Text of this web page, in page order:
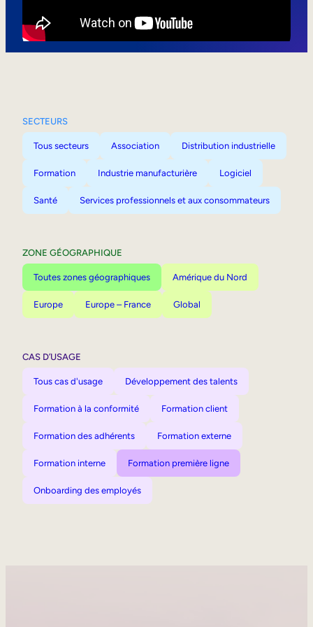
SECTEURS
Tous secteurs Association Distribution industrielle
Formation Industrie manufacturière Logiciel
Santé Services professionnels et aux consommateurs
ZONE GÉOGRAPHIQUE
Toutes zones géographiques Amérique du Nord
Europe Europe – France Global
CAS D’USAGE
Tous cas d'usage Développement des talents
Formation à la conformité Formation client
Formation des adhérents Formation externe
Formation interne Formation première ligne
Onboarding des employés